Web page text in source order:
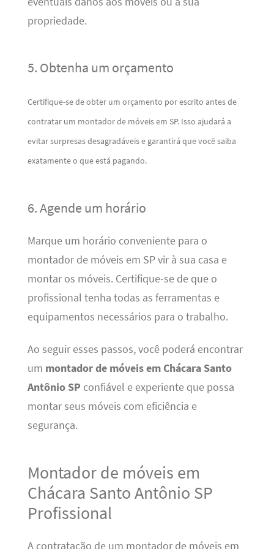
propriedade.
5. Obtenha um orçamento
Certifique-se de obter um orçamento por escrito antes de
contratar um montador de móveis em SP. Isso ajudará a
evitar surpresas desagradáveis ​​e garantirá que você saiba
exatamente o que está pagando.
6. Agende um horário
Marque um horário conveniente para o
montador de móveis em SP vir à sua casa e
montar os móveis. Certifique-se de que o
profissional tenha todas as ferramentas e
equipamentos necessários para o trabalho.
Ao seguir esses passos, você poderá encontrar
um montador de móveis em Chácara Santo
Antônio SP confiável e experiente que possa
montar seus móveis com eficiência e
segurança.
Montador de móveis em
Chácara Santo Antônio SP
Profissional
A contratação de um montador de móveis em